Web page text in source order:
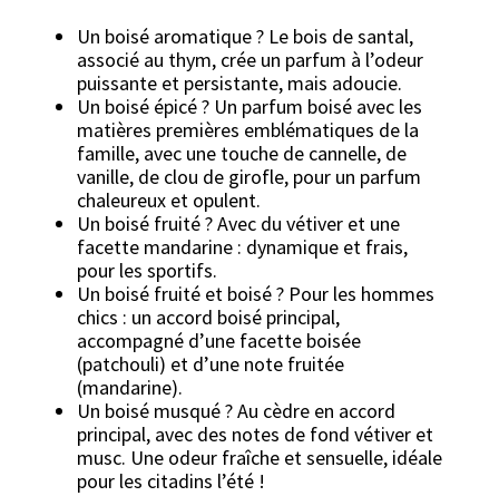
Un boisé aromatique ? Le bois de santal,
associé au thym, crée un parfum à l’odeur
puissante et persistante, mais adoucie.
Un boisé épicé ? Un parfum boisé avec les
matières premières emblématiques de la
famille, avec une touche de cannelle, de
vanille, de clou de girofle, pour un parfum
chaleureux et opulent.
Un boisé fruité ? Avec du vétiver et une
facette mandarine : dynamique et frais,
pour les sportifs.
Un boisé fruité et boisé ? Pour les hommes
chics : un accord boisé principal,
accompagné d’une facette boisée
(patchouli) et d’une note fruitée
(mandarine).
Un boisé musqué ? Au cèdre en accord
principal, avec des notes de fond vétiver et
musc. Une odeur fraîche et sensuelle, idéale
pour les citadins l’été !